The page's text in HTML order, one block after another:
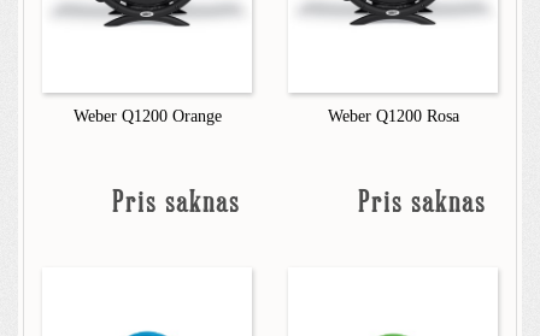
Weber Q1200 Orange
Pris saknas
Weber Q1200 Rosa
Pris saknas